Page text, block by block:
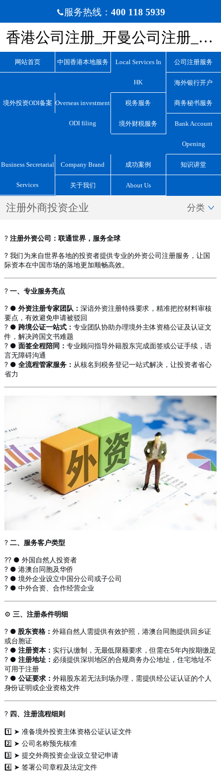
服务热线： 400 118 5939
香港公司注册_开曼公司注册_BVI公司注册_离岸公司注册_宏源国际咨询
网站首页 中国香港本地服务 Local Services In
HK
公司注册服务
海外银行开户
境外投资ODI备案 Overseas investment
ODI filing
税务服务 商务秘书服务
境外财税服务 Bank Account
Opening
Business Secretarial
Services
Company Brand 成功案例 知识讲堂
关于我们 About Us
注册外商投资企业 分类 
? 注册外资公司：联通世界，服务全球
? 我们为来自世界各地的投资者提供专业的外资公司注册服务，让国
际资本在中国市场的落地更加顺畅高效。
? 一、专业服务亮点
? ● 外资注册专家团队： 深谙外资注册特殊要求，精准把控材料审核
要点，有效避免申请被驳回
? ● 跨境公证一站式： 专业团队协助办理境外主体资格公证及认证文
件，解决跨国文书难题
? ● 面签全程陪同： 专业顾问指导外籍股东完成面签或公证手续，语
言无障碍沟通
?️ ● 全流程管家服务： 从核名到税务登记一站式解决，让投资者省心
省力
? 二、服务客户类型
?‍? ● 外国自然人投资者
? ● 港澳台同胞及华侨
? ● 境外企业设立中国分公司或子公司
? ● 中外合资、合作经营企业
⚙️ 三、注册条件明细
? ● 股东资格： 外籍自然人需提供有效护照，港澳台同胞提供回乡证
或台胞证
? ● 注册资本： 实行认缴制，无最低限额要求，但需在5年内按期缴足
? ● 注册地址： 必须提供深圳地区的合规商务办公地址，住宅地址不
可用于注册
? ● 公证要求： 外籍股东若无法到场办理，需提供经公证认证的个人
身份证明或企业资格文件
? 四、注册流程细则
1️⃣ ➤ 准备境外投资主体资格公证认证文件
2️⃣ ➤ 公司名称预先核准
3️⃣ ➤ 提交外商投资企业设立登记申请
4️⃣ ➤ 签署公司章程及法定文件